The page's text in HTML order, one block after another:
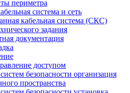
периметра
система и сеть
кабельная система (СКС)
задания
документация
доступом
безопасности организация
пространства